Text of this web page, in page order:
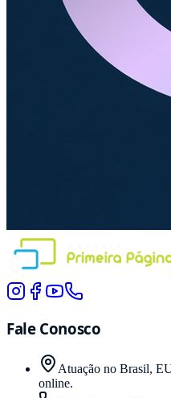
Fale Conosco
Atuação no Brasil,
online.